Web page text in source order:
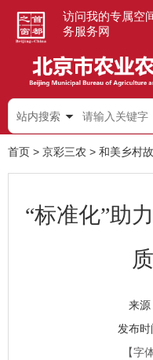
访问我的专属空
务服务网
站内搜索
首页 > 京彩三农 > 和美乡村
“标准化”助
来源
发布时
【字